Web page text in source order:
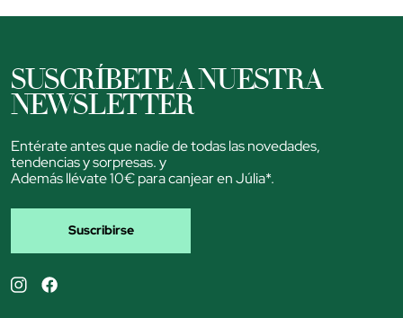
SUSCRÍBETE A NUESTRA
NEWSLETTER
Entérate antes que nadie de todas las novedades,
tendencias y sorpresas. y
Además llévate 10€ para canjear en Júlia*.
Suscribirse